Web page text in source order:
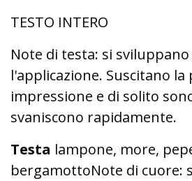
TESTO INTERO
Note di testa: si
l'applicazione. Suscitano la
impressione e di solito
svaniscono rapidamente.
Testa lampone, more,
bergamottoNote di cuore: